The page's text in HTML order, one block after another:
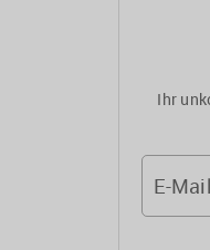
Ihr
E-